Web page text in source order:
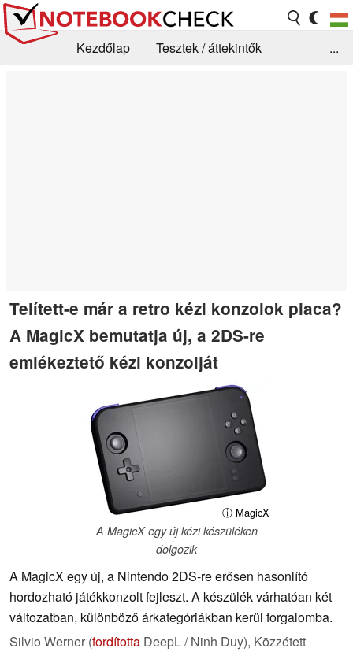
Kezdőlap
Tesztek / áttekintők
...
Telített-e már a retro kézi konzolok piaca?
A MagicX bemutatja új, a 2DS-re
emlékeztető kézi konzolját
ⓘ MagicX
A MagicX egy új kézi készüléken
dolgozik
A MagicX egy új, a Nintendo 2DS-re erősen hasonlító
hordozható játékkonzolt fejleszt. A készülék várhatóan két
változatban, különböző árkategóriákban kerül forgalomba.
Silvio Werner (fordította DeepL / Ninh Duy), Közzétett